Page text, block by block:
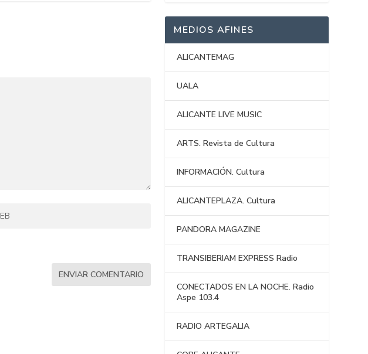
MEDIOS AFINES
ALICANTEMAG
UALA
ALICANTE LIVE MUSIC
ARTS. Revista de Cultura
INFORMACIÓN. Cultura
ALICANTEPLAZA. Cultura
PANDORA MAGAZINE
TRANSIBERIAM EXPRESS Radio
CONECTADOS EN LA NOCHE. Radio
Aspe 103.4
RADIO ARTEGALIA